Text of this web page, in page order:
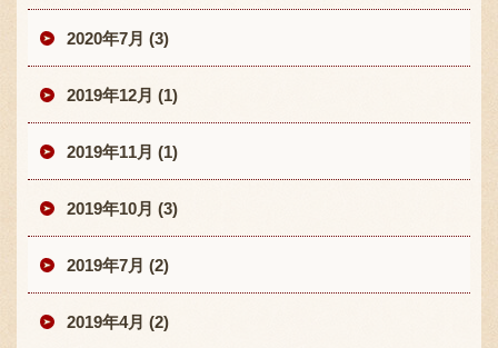
2020年7月 (3)
2019年12月 (1)
2019年11月 (1)
2019年10月 (3)
2019年7月 (2)
2019年4月 (2)